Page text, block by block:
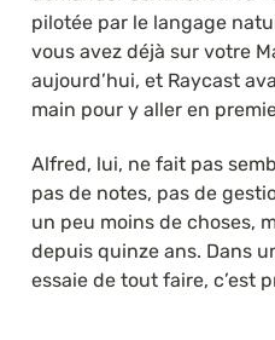
pilotée par le langage
vous avez déjà sur votre
aujourd’hui, et Raycast
main pour y aller en
Alfred, lui, ne fait pas
pas de notes, pas de
un peu moins de choses,
depuis quinze ans. Dans
essaie de tout faire, c’est